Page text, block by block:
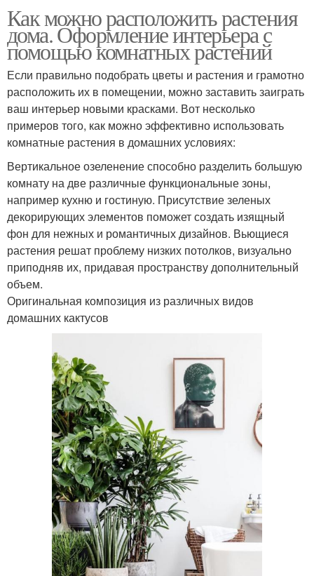
Как можно расположить растения
дома. Оформление интерьера с
помощью комнатных растений
Если правильно подобрать цветы и растения и грамотно
расположить их в помещении, можно заставить заиграть
ваш интерьер новыми красками. Вот несколько
примеров того, как можно эффективно использовать
комнатные растения в домашних условиях:
Вертикальное озеленение способно разделить большую
комнату на две различные функциональные зоны,
например кухню и гостиную. Присутствие зеленых
декорирующих элементов поможет создать изящный
фон для нежных и романтичных дизайнов. Вьющиеся
растения решат проблему низких потолков, визуально
приподняв их, придавая пространству дополнительный
объем.
Оригинальная композиция из различных видов
домашних кактусов